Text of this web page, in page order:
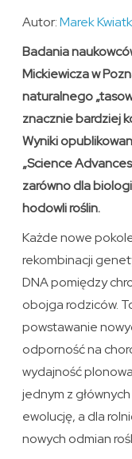
Autor:Marek
Badania
Mickiewicza w
naturalnego
znacznie bardziej
Wyniki
„Science
zarówno dla
hodowli roślin.
Każde nowe
rekombinacji
DNA pomiędzy
obojga rodziców.
powstawanie
odporność na
wydajność
jednym z
ewolucję, a dla
nowych odmian